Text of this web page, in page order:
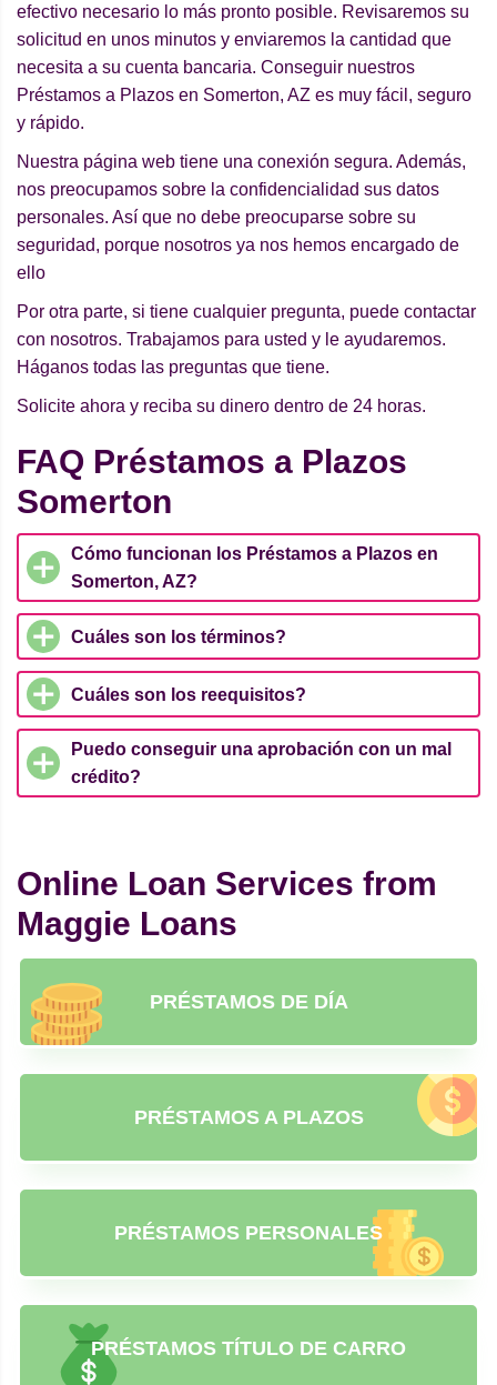
efectivo necesario lo más pronto posible. Revisaremos su
solicitud en unos minutos y enviaremos la cantidad que
necesita a su cuenta bancaria. Conseguir nuestros
Préstamos a Plazos en Somerton, AZ es muy fácil, seguro
y rápido.
Nuestra página web tiene una conexión segura. Además,
nos preocupamos sobre la confidencialidad sus datos
personales. Así que no debe preocuparse sobre su
seguridad, porque nosotros ya nos hemos encargado de
ello
Por otra parte, si tiene cualquier pregunta, puede contactar
con nosotros. Trabajamos para usted y le ayudaremos.
Háganos todas las preguntas que tiene.
Solicite ahora y reciba su dinero dentro de 24 horas.
FAQ Préstamos a Plazos
Somerton
Cómo funcionan los Préstamos a Plazos en
Somerton, AZ?
Cuáles son los términos?
Cuáles son los reequisitos?
Puedo conseguir una aprobación con un mal
crédito?
Online Loan Services from
Maggie Loans
PRÉSTAMOS DE DÍA
PRÉSTAMOS A PLAZOS
PRÉSTAMOS PERSONALES
PRÉSTAMOS TÍTULO DE CARRO